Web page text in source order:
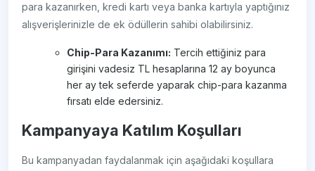
para kazanırken, kredi kartı veya banka kartıyla yaptığınız
alışverişlerinizle de ek ödüllerin sahibi olabilirsiniz.
Chip-Para Kazanımı: Tercih ettiğiniz para
girişini vadesiz TL hesaplarına 12 ay boyunca
her ay tek seferde yaparak chip-para kazanma
fırsatı elde edersiniz.
Kampanyaya Katılım Koşulları
Bu kampanyadan faydalanmak için aşağıdaki koşullara